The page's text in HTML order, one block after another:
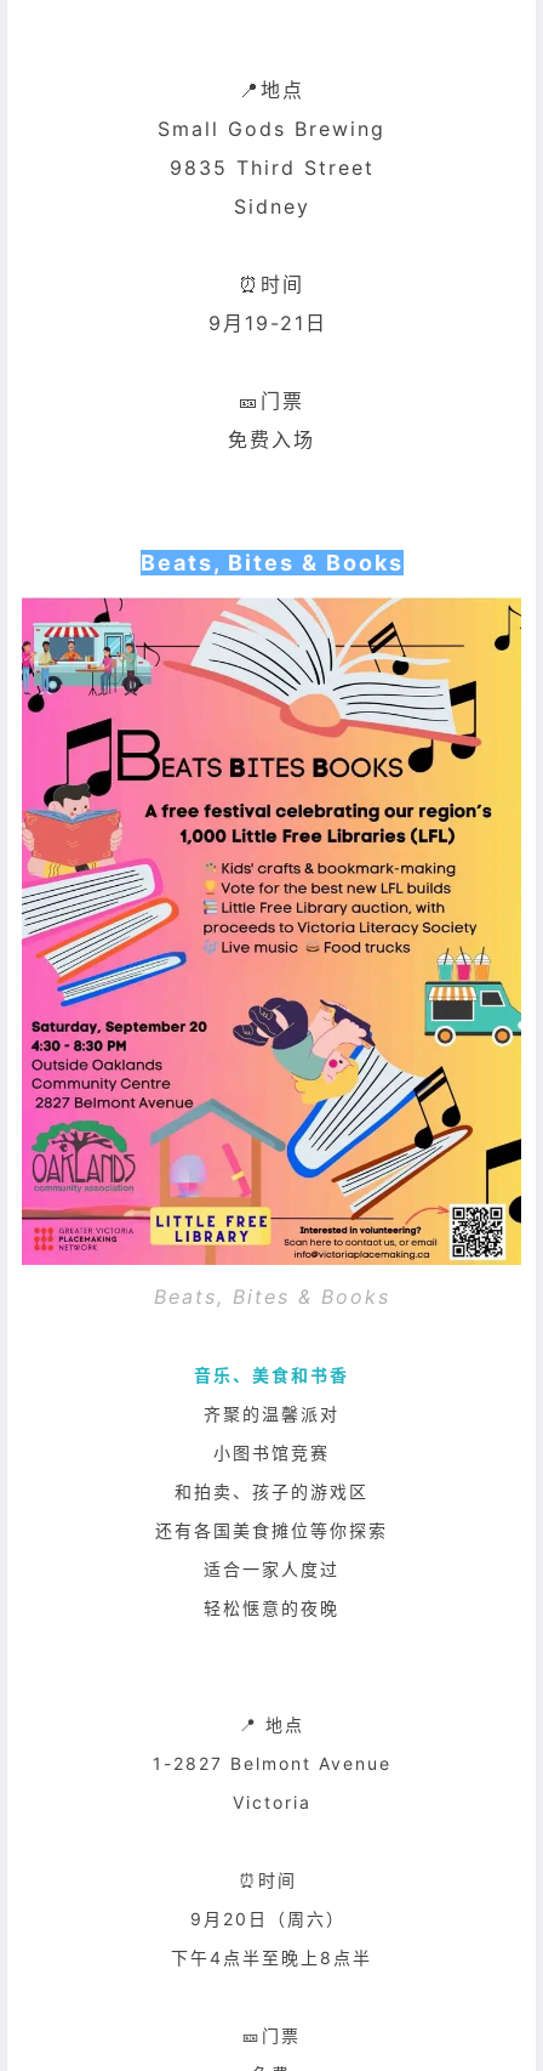
📍地点
Small Gods Brewing
9835 Third Street
Sidney
⏰时间
9月19-21日
🎫门票
免费入场
Beats, Bites & Books
Beats, Bites & Books
音乐、美食和书香
齐聚的温馨派对
小图书馆竞赛
和拍卖、孩子的游戏区
还有各国美食摊位等你探索
适合一家人度过
轻松惬意的夜晚
📍 地点
1-2827 Belmont Avenue
Victoria
⏰时间
9月20日（周六）
下午4点半至晚上8点半
🎫门票